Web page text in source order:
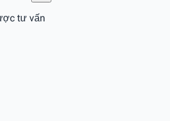
tư vấn